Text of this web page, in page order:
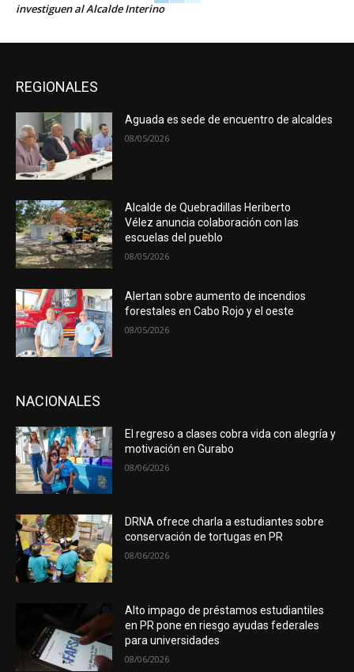
investiguen al Alcalde Interino
REGIONALES
Aguada es sede de encuentro de alcaldes
08/05/2026
Alcalde de Quebradillas Heriberto
Vélez anuncia colaboración con las
escuelas del pueblo
08/05/2026
Alertan sobre aumento de incendios
forestales en Cabo Rojo y el oeste
08/05/2026
NACIONALES
El regreso a clases cobra vida con alegría y
motivación en Gurabo
08/06/2026
DRNA ofrece charla a estudiantes sobre
conservación de tortugas en PR
08/06/2026
Alto impago de préstamos estudiantiles
en PR pone en riesgo ayudas federales
para universidades
08/06/2026